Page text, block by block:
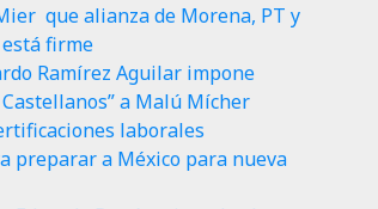
que alianza de Morena, PT y
está firme
Ramírez Aguilar impone
a Malú Mícher
laborales
preparar a México para nueva